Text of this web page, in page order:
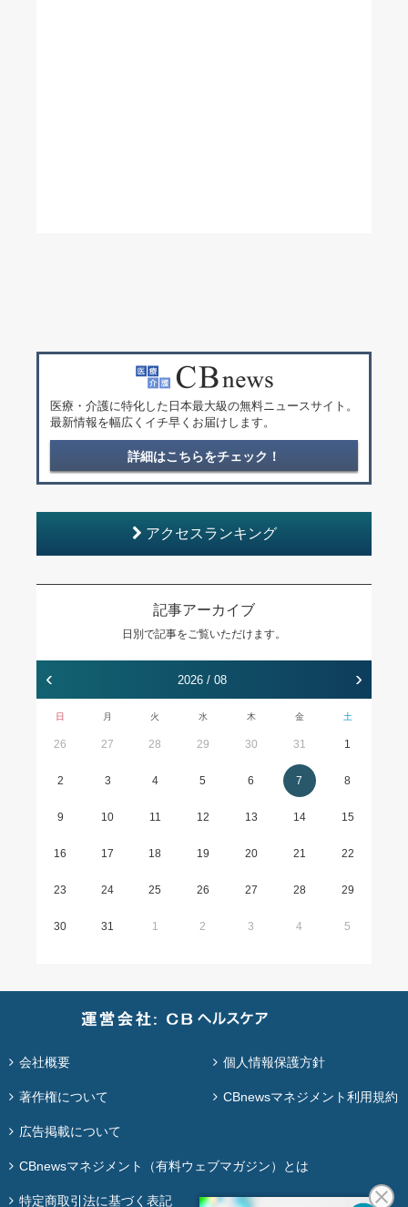
医療・介護に特化した日本最大級の無料ニュースサイト。
最新情報を幅広くイチ早くお届けします。
詳細はこちらをチェック！
アクセスランキング
記事アーカイブ
日別で記事をご覧いただけます。
‹ 2026 / 08 ›
日 月 火 水 木 金 土
26 27 28 29 30 31 1
2 3 4 5 6 7 8
9 10 11 12 13 14 15
16 17 18 19 20 21 22
23 24 25 26 27 28 29
30 31 1 2 3 4 5
会社概要 個人情報保護方針
著作権について CBnewsマネジメント利用規約
広告掲載について
CBnewsマネジメント（有料ウェブマガジン）とは
特定商取引法に基づく表記